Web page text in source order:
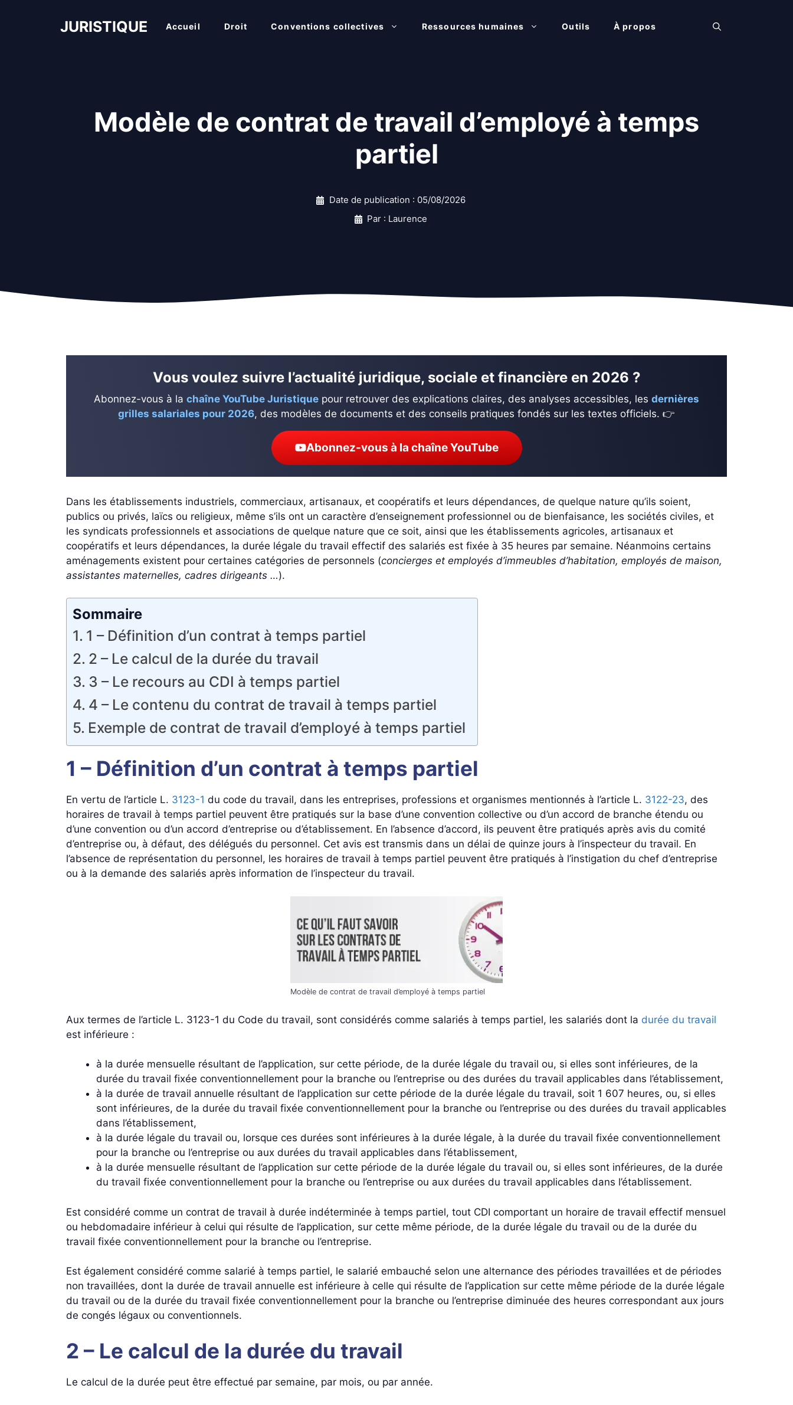
JURISTIQUE Accueil Droit Conventions collectives Ressources humaines Outils À propos
Modèle de contrat de travail d’employé à temps
partiel
Date de publication : 05/08/2026
Par : Laurence
Vous voulez suivre l’actualité juridique, sociale et financière en 2026 ?
Abonnez-vous à la chaîne YouTube Juristique pour retrouver des explications claires, des analyses accessibles, les dernières
grilles salariales pour 2026, des modèles de documents et des conseils pratiques fondés sur les textes officiels. 👉
Abonnez-vous à la chaîne YouTube
Dans les établissements industriels, commerciaux, artisanaux, et coopératifs et leurs dépendances, de quelque nature qu’ils soient,
publics ou privés, laïcs ou religieux, même s’ils ont un caractère d’enseignement professionnel ou de bienfaisance, les sociétés civiles, et
les syndicats professionnels et associations de quelque nature que ce soit, ainsi que les établissements agricoles, artisanaux et
coopératifs et leurs dépendances, la durée légale du travail effectif des salariés est fixée à 35 heures par semaine. Néanmoins certains
aménagements existent pour certaines catégories de personnels (concierges et employés d’immeubles d’habitation, employés de maison,
assistantes maternelles, cadres dirigeants …).
Sommaire
1 – Définition d’un contrat à temps partiel
2 – Le calcul de la durée du travail
3 – Le recours au CDI à temps partiel
4 – Le contenu du contrat de travail à temps partiel
Exemple de contrat de travail d’employé à temps partiel
1 – Définition d’un contrat à temps partiel
En vertu de l’article L. 3123-1 du code du travail, dans les entreprises, professions et organismes mentionnés à l’article L. 3122-23, des
horaires de travail à temps partiel peuvent être pratiqués sur la base d’une convention collective ou d’un accord de branche étendu ou
d’une convention ou d’un accord d’entreprise ou d’établissement. En l’absence d’accord, ils peuvent être pratiqués après avis du comité
d’entreprise ou, à défaut, des délégués du personnel. Cet avis est transmis dans un délai de quinze jours à l’inspecteur du travail. En
l’absence de représentation du personnel, les horaires de travail à temps partiel peuvent être pratiqués à l’instigation du chef d’entreprise
ou à la demande des salariés après information de l’inspecteur du travail.
Modèle de contrat de travail d’employé à temps partiel
Aux termes de l’article L. 3123-1 du Code du travail, sont considérés comme salariés à temps partiel, les salariés dont la durée du travail
est inférieure :
à la durée mensuelle résultant de l’application, sur cette période, de la durée légale du travail ou, si elles sont inférieures, de la
durée du travail fixée conventionnellement pour la branche ou l’entreprise ou des durées du travail applicables dans l’établissement,
à la durée de travail annuelle résultant de l’application sur cette période de la durée légale du travail, soit 1 607 heures, ou, si elles
sont inférieures, de la durée du travail fixée conventionnellement pour la branche ou l’entreprise ou des durées du travail applicables
dans l’établissement,
à la durée légale du travail ou, lorsque ces durées sont inférieures à la durée légale, à la durée du travail fixée conventionnellement
pour la branche ou l’entreprise ou aux durées du travail applicables dans l’établissement,
à la durée mensuelle résultant de l’application sur cette période de la durée légale du travail ou, si elles sont inférieures, de la durée
du travail fixée conventionnellement pour la branche ou l’entreprise ou aux durées du travail applicables dans l’établissement.
Est considéré comme un contrat de travail à durée indéterminée à temps partiel, tout CDI comportant un horaire de travail effectif mensuel
ou hebdomadaire inférieur à celui qui résulte de l’application, sur cette même période, de la durée légale du travail ou de la durée du
travail fixée conventionnellement pour la branche ou l’entreprise.
Est également considéré comme salarié à temps partiel, le salarié embauché selon une alternance des périodes travaillées et de périodes
non travaillées, dont la durée de travail annuelle est inférieure à celle qui résulte de l’application sur cette même période de la durée légale
du travail ou de la durée du travail fixée conventionnellement pour la branche ou l’entreprise diminuée des heures correspondant aux jours
de congés légaux ou conventionnels.
2 – Le calcul de la durée du travail
Le calcul de la durée peut être effectué par semaine, par mois, ou par année.